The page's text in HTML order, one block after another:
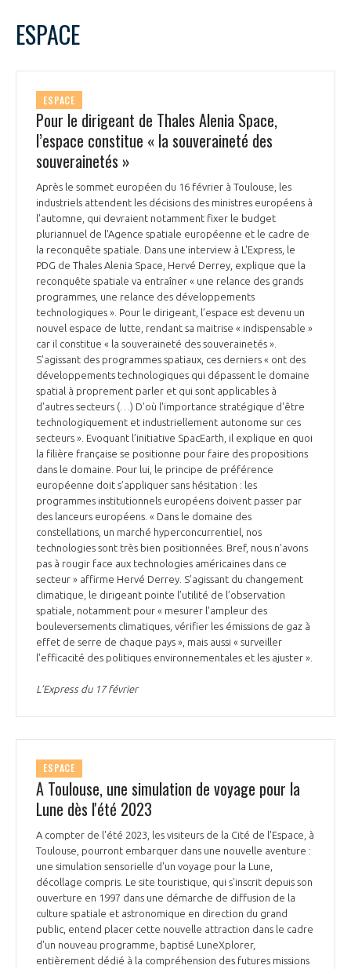
PRÉSENTATION
NOTRE VISION
NOS MISSIONS
NOTRE HISTOIRE
ORGANISATION
L’ÉQUIPE DU GIFAS
NOS RÉSEAUX À L'INTERNATIONAL
FONCTIONNEMENT
GEADS
COMITÉ AERO PME
STARTAIR
COMMISSIONS ET COMITÉS
ACCOMPAGNEMENT DE NOS ADHÉRENTS
LES PROGRAMMES DU GIFAS
UN ÉCOSYSTÈME INTÉGRÉ ET COHÉRENT
POURQUOI DEVENIR MEMBRE ?
LA MÉDIATION
LA MÉDIATION DANS LA FILIÈRE AÉRONAUTIQUE ET SPATIALE
LE MÉDIATEUR DE LA FILIÈRE AÉRONAUTIQUE ET SPATIALE
MÉDIATION ET CHARTE D’ENGAGEMENT SUR LES RELATIONS ENTRE
CLIENTS ET FOURNISSEURS
LA MÉDIATION AU-DELÀ DE LA FILIÈRE AÉRONAUTIQUE ET SPATIALE
PRENDRE CONTACT AVEC LE MÉDIATEUR DE LA FILIÈRE
LE SALON DU BOURGET
L'OBSERVATOIRE
CHIFFRES CLÉS
LES ENJEUX
COMPÉTITIVITÉ
EMPLOI & FORMATION
ENVIRONNEMENT
INTERNATIONALISATION
LES PUBLICATIONS
DOCUMENTS & BROCHURES
RAPPORTS D'ACTIVITÉS
1 2 3 4 5
6
15 16 17 18
21
25 26
ESPACE
ESPACE
Pour le dirigeant de Thales Alenia Space,
l’espace constitue « la souveraineté des
souverainetés »
Après le sommet européen du 16 février à Toulouse, les
industriels attendent les décisions des ministres européens à
l'automne, qui devraient notamment fixer le budget
pluriannuel de l'Agence spatiale européenne et le cadre de
la reconquête spatiale. Dans une interview à L'Express, le
PDG de Thales Alenia Space, Hervé Derrey, explique que la
reconquête spatiale va entraîner « une relance des grands
programmes, une relance des développements
technologiques ». Pour le dirigeant, l’espace est devenu un
nouvel espace de lutte, rendant sa maitrise « indispensable »
car il constitue « la souveraineté des souverainetés ».
S’agissant des programmes spatiaux, ces derniers « ont des
développements technologiques qui dépassent le domaine
spatial à proprement parler et qui sont applicables à
d'autres secteurs (…) D'où l'importance stratégique d'être
technologiquement et industriellement autonome sur ces
secteurs ». Evoquant l’initiative SpacEarth, il explique en quoi
la filière française se positionne pour faire des propositions
dans le domaine. Pour lui, le principe de préférence
européenne doit s’appliquer sans hésitation : les
programmes institutionnels européens doivent passer par
des lanceurs européens. « Dans le domaine des
constellations, un marché hyperconcurrentiel, nos
technologies sont très bien positionnées. Bref, nous n'avons
pas à rougir face aux technologies américaines dans ce
secteur » affirme Hervé Derrey. S’agissant du changement
climatique, le dirigeant pointe l’utilité de l’observation
spatiale, notamment pour « mesurer l'ampleur des
bouleversements climatiques, vérifier les émissions de gaz à
effet de serre de chaque pays », mais aussi « surveiller
l'efficacité des politiques environnementales et les ajuster ».
L’Express du 17 février
ESPACE
A Toulouse, une simulation de voyage pour la
Lune dès l'été 2023
A compter de l'été 2023, les visiteurs de la Cité de l'Espace, à
Toulouse, pourront embarquer dans une nouvelle aventure :
une simulation sensorielle d'un voyage pour la Lune,
décollage compris. Le site touristique, qui s'inscrit depuis son
ouverture en 1997 dans une démarche de diffusion de la
culture spatiale et astronomique en direction du grand
public, entend placer cette nouvelle attraction dans le cadre
d'un nouveau programme, baptisé LuneXplorer,
entièrement dédié à la compréhension des futures missions
Rejoignez une filière d’excellence et développez
Découvrez les avantages d'adhérer au GIFAS.
Rencontres, salons, données sectorielles,
programmes ...
DEMANDE D’ADHÉSION